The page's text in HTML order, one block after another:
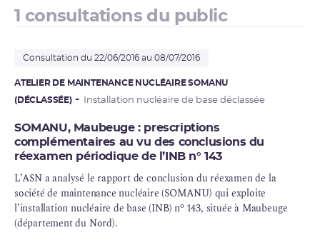
1 consultations du public
Consultation du 22/06/2016 au 08/07/2016
ATELIER DE MAINTENANCE NUCLÉAIRE SOMANU
(DÉCLASSÉE)
Installation nucléaire de base déclassée
SOMANU, Maubeuge : prescriptions
complémentaires au vu des conclusions du
réexamen périodique de l’INB n° 143
L’ASN a analysé le rapport de conclusion du réexamen de la
société de maintenance nucléaire (SOMANU) qui exploite
l’installation nucléaire de base(INB) no 143, située à Maubeuge
(département du Nord).